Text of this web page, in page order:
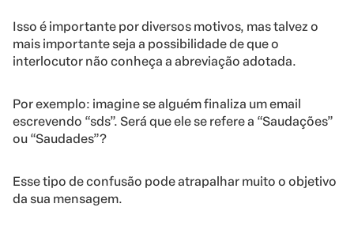
Isso é importante por diversos motivos, mas talvez o
mais importante seja a possibilidade de que o
interlocutor não conheça a abreviação adotada.
Por exemplo: imagine se alguém finaliza um email
escrevendo “sds”. Será que ele se refere a “Saudações”
ou “Saudades”?
Esse tipo de confusão pode atrapalhar muito o objetivo
da sua mensagem.